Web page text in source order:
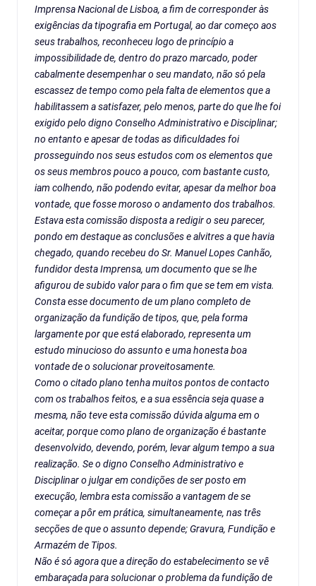
Imprensa Nacional de Lisboa, a fim de corresponder às
exigências da tipografia em Portugal, ao dar começo aos
seus trabalhos, reconheceu logo de princípio a
impossibilidade de, dentro do prazo marcado, poder
cabalmente desempenhar o seu mandato, não só pela
escassez de tempo como pela falta de elementos que a
habilitassem a satisfazer, pelo menos, parte do que lhe foi
exigido pelo digno Conselho Administrativo e Disciplinar;
no entanto e apesar de todas as dificuldades foi
prosseguindo nos seus estudos com os elementos que
os seus membros pouco a pouco, com bastante custo,
iam colhendo, não podendo evitar, apesar da melhor boa
vontade, que fosse moroso o andamento dos trabalhos.
Estava esta comissão disposta a redigir o seu parecer,
pondo em destaque as conclusões e alvitres a que havia
chegado, quando recebeu do Sr. Manuel Lopes Canhão,
fundidor desta Imprensa, um documento que se lhe
afigurou de subido valor para o fim que se tem em vista.
Consta esse documento de um plano completo de
organização da fundição de tipos, que, pela forma
largamente por que está elaborado, representa um
estudo minucioso do assunto e uma honesta boa
vontade de o solucionar proveitosamente.
Como o citado plano tenha muitos pontos de contacto
com os trabalhos feitos, e a sua essência seja quase a
mesma, não teve esta comissão dúvida alguma em o
aceitar, porque como plano de organização é bastante
desenvolvido, devendo, porém, levar algum tempo a sua
realização. Se o digno Conselho Administrativo e
Disciplinar o julgar em condições de ser posto em
execução, lembra esta comissão a vantagem de se
começar a pôr em prática, simultaneamente, nas três
secções de que o assunto depende; Gravura, Fundição e
Armazém de Tipos.
Não é só agora que a direção do estabelecimento se vê
embaraçada para solucionar o problema da fundição de